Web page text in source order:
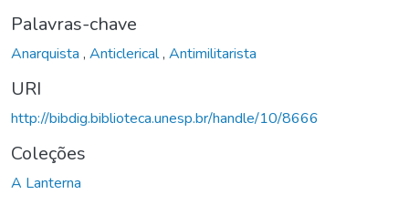
Palavras-chave
Anarquista , Anticlerical, Antimilitarista
URI
http://bibdig.biblioteca.unesp.br/handle/10/8666
Coleções
A Lanterna